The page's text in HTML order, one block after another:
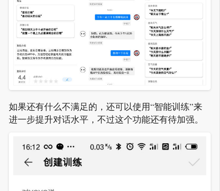
如果还有什么不满足的，还可以使用“智能训练”来
进一步提升对话水平，不过这个功能还有待加强。